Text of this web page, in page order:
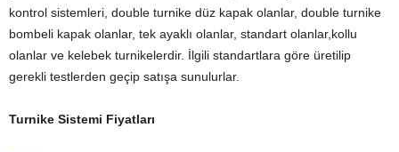
kontrol sistemleri, double turnike düz kapak olanlar, double turnike
bombeli kapak olanlar, tek ayaklı olanlar, standart olanlar,kollu
olanlar ve kelebek turnikelerdir. İlgili standartlara göre üretilip
gerekli testlerden geçip satışa sunulurlar.
Turnike Sistemi Fiyatları